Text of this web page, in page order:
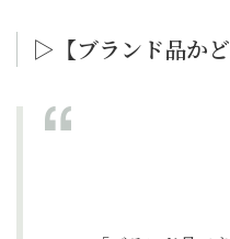
▷【ブランド品かど